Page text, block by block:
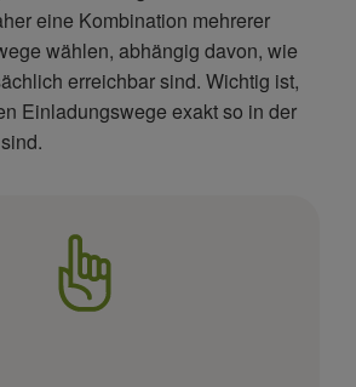
eine Kombination mehrerer
wählen, abhängig davon, wie
erreichbar sind. Wichtig ist,
Einladungswege exakt so in der